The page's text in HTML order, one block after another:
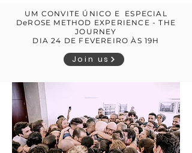
UM CONVITE ÚNICO E ESPECIAL
DeROSE METHOD EXPERIENCE - THE
JOURNEY
DIA 24 DE FEVEREIRO ÀS 19H
Join us